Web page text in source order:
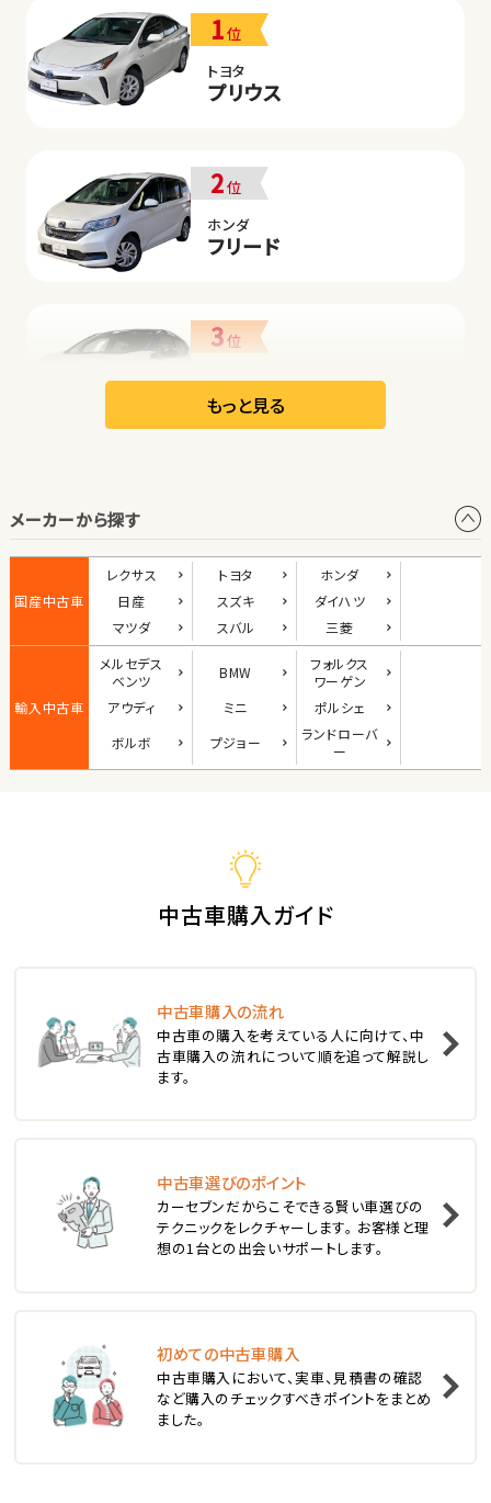
1位
トヨタ
プリウス
2位
ホンダ
フリード
3位
日産
リーフ
1位
ダイハツ
コペン
2
ロードスター
ホンダ
S660
1位
2位
スバル
レガシィツーリングワゴン
3位
トヨタ
カローラフィールダー
もっと見る
メーカーから探す
国産中古車
レクサス トヨタ
ホンダ
日産
スズキ
ダイハツ
マツダ
スバル 三菱
輸入中古車
メルセデス
ベンツ
BMW
フォルクス
ワーゲン
アウディ
ミニ
ポルシェ
ボルボ
プジョー ランドローバ
ー
中古車購入ガイド
中古車購入の流れ
中古車の購入を考えている人に向けて、中
古車購入の流れについて順を追って解説し
ます。
中古車選びのポイント
カーセブンだからこそできる賢い車選びの
テクニックをレクチャーします。 お客様と理
想の1台との出会いサポートします。
初めての中古車購入
中古車購入において、実車、見積書の確認
など購入のチェックすべきポイントをまとめ
ました。